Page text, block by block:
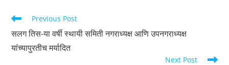
Read
articles
Previous Post
सलग तिस-या वर्षी स्थायी समिती नगराध्यक्ष आणि उपनगराध्यक्ष
यांच्यापुरतीच मर्यादित
Next Post